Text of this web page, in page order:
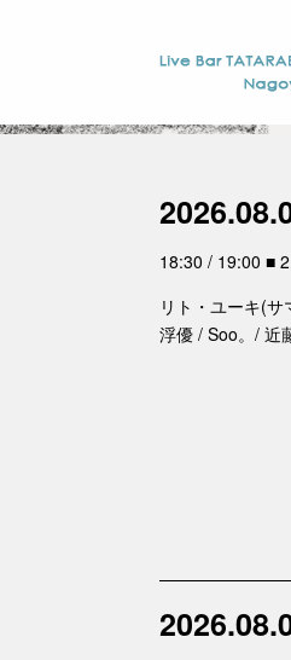
18:30 / 19:00 ■
リト・ユーキ(
浮優 / Soo。/ 近